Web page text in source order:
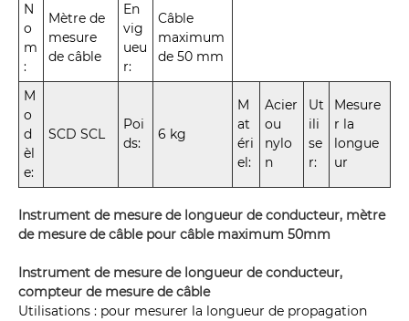
N
o
m
:
Mètre de
mesure
de câble
En
vig
ueu
r:
Câble
maximum
de 50 mm
M
o
d
èl
e:
SCD SCL
Poi
ds:
6 kg
M
at
éri
el:
Acier
ou
nylo
n
Ut
ili
se
r:
Mesure
r la
longue
ur
Instrument de mesure de longueur de conducteur, mètre
de mesure de câble pour câble maximum 50mm
Instrument de mesure de longueur de conducteur,
compteur de mesure de câble
Utilisations : pour mesurer la longueur de propagation